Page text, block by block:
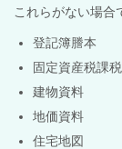
これらがない場合
登記簿謄本
固定資産税課
建物資料
地価資料
住宅地図